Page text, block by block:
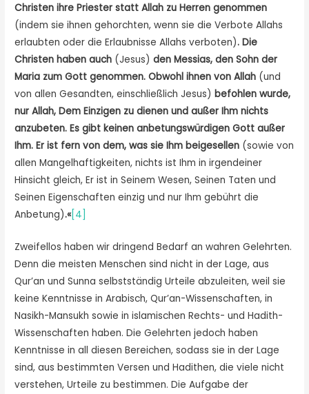
Christen ihre Priester statt Allah zu Herren genommen
(indem sie ihnen gehorchten, wenn sie die Verbote Allahs
erlaubten oder die Erlaubnisse Allahs verboten). Die
Christen haben auch (Jesus) den Messias, den Sohn der
Maria zum Gott genommen. Obwohl ihnen von Allah (und
von allen Gesandten, einschließlich Jesus) befohlen wurde,
nur Allah, Dem Einzigen zu dienen und außer Ihm nichts
anzubeten. Es gibt keinen anbetungswürdigen Gott außer
Ihm. Er ist fern von dem, was sie Ihm beigesellen (sowie von
allen Mangelhaftigkeiten, nichts ist Ihm in irgendeiner
Hinsicht gleich, Er ist in Seinem Wesen, Seinen Taten und
Seinen Eigenschaften einzig und nur Ihm gebührt die
Anbetung).«[4]
Zweifellos haben wir dringend Bedarf an wahren Gelehrten.
Denn die meisten Menschen sind nicht in der Lage, aus
Qur’an und Sunna selbstständig Urteile abzuleiten, weil sie
keine Kenntnisse in Arabisch, Qur’an-Wissenschaften, in
Nasikh-Mansukh sowie in islamischen Rechts- und Hadith-
Wissenschaften haben. Die Gelehrten jedoch haben
Kenntnisse in all diesen Bereichen, sodass sie in der Lage
sind, aus bestimmten Versen und Hadithen, die viele nicht
verstehen, Urteile zu bestimmen. Die Aufgabe der